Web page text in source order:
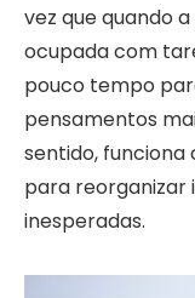
vez que quando
ocupada com
pouco tempo
pensamentos
sentido,
para reorganizar
inesperadas.